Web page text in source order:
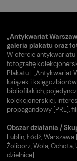
„Antykwariat
galeria plakatu oraz
W ofercie antykwariatu
fotografię
Plakatu]. „Antykwariat
książek i
bibliofilskich,
kolekcjonerskiej,
propagandowy [PRL],
Obszar działania /
Lublin, Łódź,
Żoliborz, Wola, Ochota,
dzielnice].